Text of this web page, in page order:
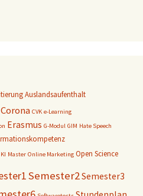
Auslandsaufenthalt
Corona CVK e-Learning
Erasmus G-Modul GIM Hate Speech
KI Master Online Marketing Open Science
Semester2Semester3